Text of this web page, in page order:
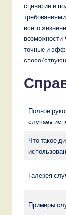
сценарии и
всего
возможности
точные и
Полное
случаев
Что такое
Галерея
Примеры